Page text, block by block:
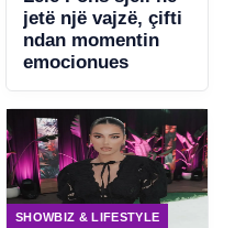
jetë një vajzë, çifti
ndan momentin
emocionues
SHOWBIZ & LIFESTYLE